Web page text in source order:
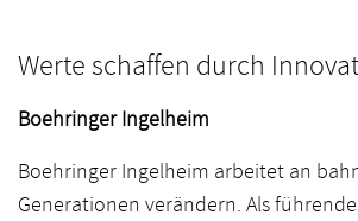
Werte schaffen durch
Boehringer Ingelheim
Boehringer Ingelheim arbeitet an
Generationen verändern. Als